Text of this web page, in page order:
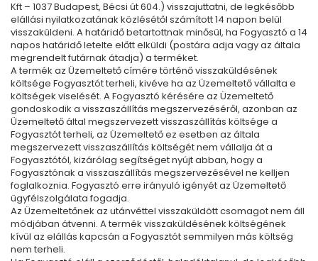
Kft – 1037 Budapest, Bécsi út 604.) visszajuttatni, de legkésőbb
elállási nyilatkozatának közlésétől számított 14 napon belül
visszaküldeni. A határidő betartottnak minősül, ha Fogyasztó a 14
napos határidő letelte előtt elküldi (postára adja vagy az általa
megrendelt futárnak átadja) a terméket.
A termék az Üzemeltető címére történő visszaküldésének
költsége Fogyasztót terheli, kivéve ha az Üzemeltető vállalta e
költségek viselését. A Fogyasztó kérésére az Üzemeltető
gondoskodik a visszaszállítás megszervezéséről, azonban az
Üzemeltető által megszervezett visszaszállítás költsége a
Fogyasztót terheli, az Üzemeltető ez esetben az általa
megszervezett visszaszállítás költségét nem vállalja át a
Fogyasztótól, kizárólag segítséget nyújt abban, hogy a
Fogyasztónak a visszaszállítás megszervezésével ne kelljen
foglalkoznia. Fogyasztó erre irányuló igényét az Üzemeltető
ügyfélszolgálata fogadja.
Az Üzemeltetőnek az utánvéttel visszaküldött csomagot nem áll
módjában átvenni. A termék visszaküldésének költségének
kívül az elállás kapcsán a Fogyasztót semmilyen más költség
nem terheli.